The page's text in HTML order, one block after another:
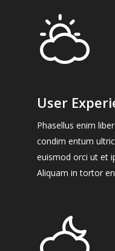
User
Phasellus enim
condim entum
euismod orci ut et
Aliquam in tortor